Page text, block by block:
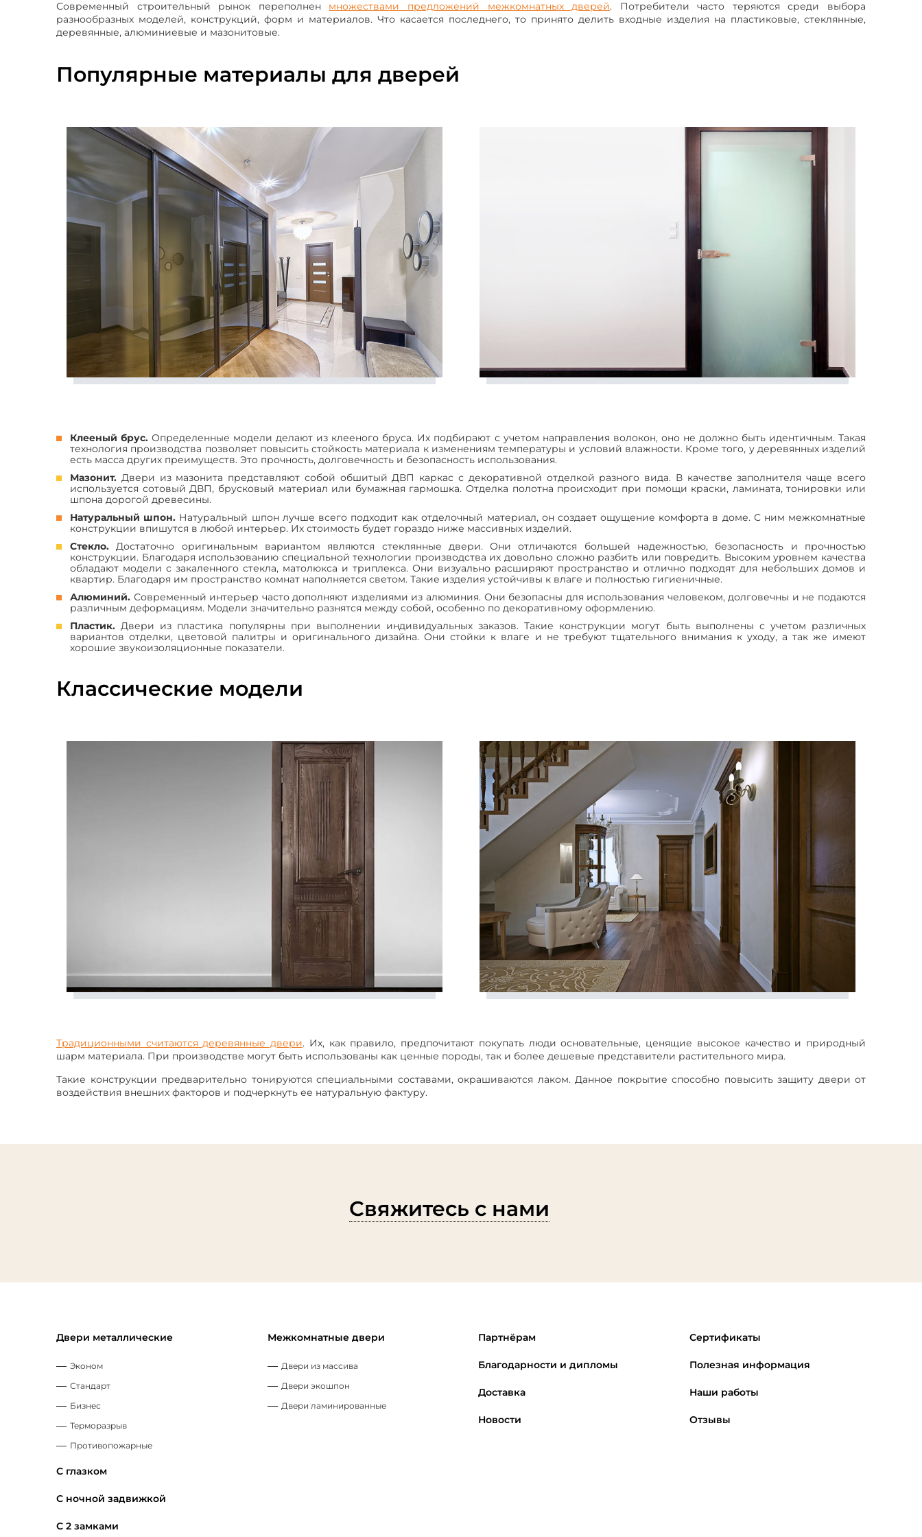
СБ-ВС — с 9:00 до 16:00
Тел.+7 (4912) 52-99-88
Современный строительный рынок переполнен множествами предложений межкомнатных дверей. Потребители часто теряются среди выбора
разнообразных моделей, конструкций, форм и материалов. Что касается последнего, то принято делить входные изделия на пластиковые, стеклянные,
деревянные, алюминиевые и мазонитовые.
Популярные материалы для дверей
Клееный брус.Определенные модели делают из клееного бруса. Их подбирают с учетом направления волокон, оно не должно быть идентичным. Такая
технология производства позволяет повысить стойкость материала к изменениям температуры и условий влажности. Кроме того, у деревянных изделий
есть масса других преимуществ. Это прочность, долговечность и безопасность использования.
Мазонит. Двери из мазонита представляют собой обшитый ДВП каркас с декоративной отделкой разного вида. В качестве заполнителя чаще всего
используется сотовый ДВП, брусковый материал или бумажная гармошка. Отделка полотна происходит при помощи краски, ламината, тонировки или
шпона дорогой древесины.
Натуральный шпон. Натуральный шпон лучше всего подходит как отделочный материал, он создает ощущение комфорта в доме. С ним межкомнатные
конструкции впишутся в любой интерьер. Их стоимость будет гораздо ниже массивных изделий.
Стекло.Достаточно оригинальным вариантом являются стеклянные двери. Они отличаются большей надежностью, безопасность и прочностью
конструкции. Благодаря использованию специальной технологии производства их довольно сложно разбить или повредить. Высоким уровнем качества
обладают модели с закаленного стекла, матолюкса и триплекса. Они визуально расширяют пространство и отлично подходят для небольших домов и
квартир. Благодаря им пространство комнат наполняется светом. Такие изделия устойчивы к влаге и полностью гигиеничные.
Алюминий. Современный интерьер часто дополняют изделиями из алюминия. Они безопасны для использования человеком, долговечны и не подаются
различным деформациям. Модели значительно разнятся между собой, особенно по декоративному оформлению.
Пластик.Двери из пластика популярны при выполнении индивидуальных заказов. Такие конструкции могут быть выполнены с учетом различных
вариантов отделки, цветовой палитры и оригинального дизайна. Они стойки к влаге и не требуют тщательного внимания к уходу, а так же имеют
хорошие звукоизоляционные показатели.
Классические модели
Традиционными считаются деревянные двери. Их, как правило, предпочитают покупать люди основательные, ценящие высокое качество и природный
шарм материала. При производстве могут быть использованы как ценные породы, так и более дешевые представители растительного мира.
Такие конструкции предварительно тонируются специальными составами, окрашиваются лаком. Данное покрытие способно повысить защиту двери от
воздействия внешних факторов и подчеркнуть ее натуральную фактуру.
Свяжитесь с нами
Двери металлические
Эконом
Стандарт
Бизнес
Терморазрыв
Противопожарные
С глазком
С ночной задвижкой
С 2 замками
Межкомнатные двери
Двери из массива
Двери экошпон
Двери ламинированные
Партнёрам
Благодарности и дипломы
Доставка
Новости
Сертификаты
Полезная информация
Наши работы
Отзывы